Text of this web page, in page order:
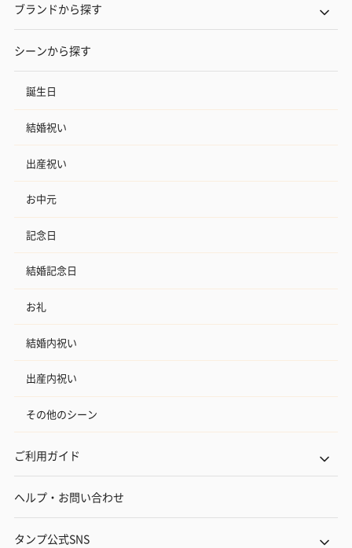
ブランドから探す
シーンから探す
誕生日
結婚祝い
出産祝い
お中元
記念日
結婚記念日
お礼
結婚内祝い
出産内祝い
その他のシーン
ご利用ガイド
ヘルプ・お問い合わせ
タンプ公式SNS